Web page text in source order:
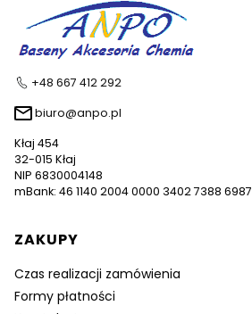
+48 667 412 292
biuro@anpo.pl
Kłaj 454
32-015 Kłaj
NIP 6830004148
mBank: 46 1140 2004 0000 3402 7388 6987
Linki w stopce
ZAKUPY
Czas realizacji zamówienia
Formy płatności